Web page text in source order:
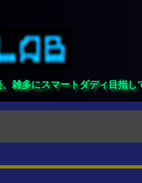
雑多にスマートダディ目指し